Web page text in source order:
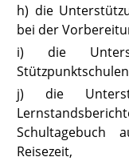
h) die
bei der
i) die
j) die
Schultagebuch
Reisezeit,